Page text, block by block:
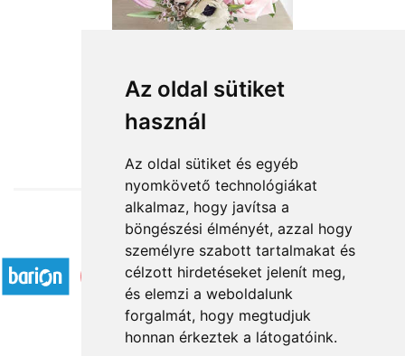
Az oldal sütiket
használ
Az oldal sütiket és egyéb
nyomkövető technológiákat
alkalmaz, hogy javítsa a
böngészési élményét, azzal hogy
személyre szabott tartalmakat és
célzott hirdetéseket jelenít meg,
és elemzi a weboldalunk
forgalmát, hogy megtudjuk
honnan érkeztek a látogatóink.
from HUF23,200
Accepted payment methods